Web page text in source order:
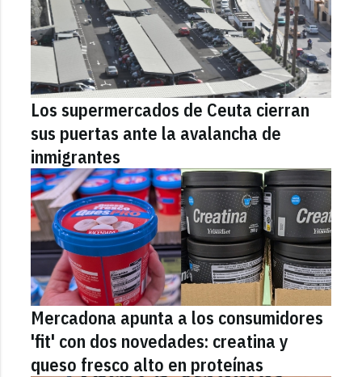
Los supermercados de Ceuta cierran
sus puertas ante la avalancha de
inmigrantes
Mercadona apunta a los consumidores
'fit' con dos novedades: creatina y
queso fresco alto en proteínas